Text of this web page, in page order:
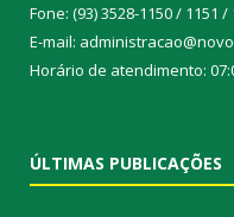
Fone: (93) 3528-1150 / 1151 /
E-mail:
Horário de atendimento:
ÚLTIMAS PUBLICAÇÕES